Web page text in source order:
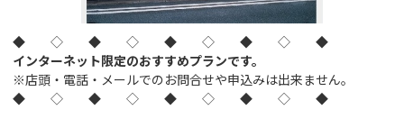
◆ ◇ ◆ ◇ ◆ ◇ ◆ ◇ ◆
インターネット限定のおすすめプランです。
※店頭・電話・メールでのお問合せや申込みは出来ません。
◆ ◇ ◆ ◇ ◆ ◇ ◆ ◇ ◆